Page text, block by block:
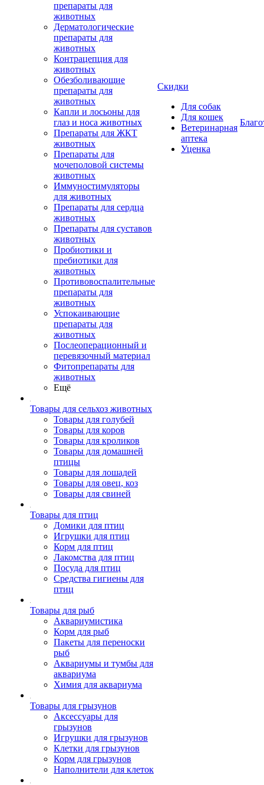
препараты для
животных
Дерматологические
препараты для
животных
Контрацепция для
животных
Обезболивающие
препараты для
животных
Капли и лосьоны для
глаз и носа животных
Препараты для ЖКТ
животных
Препараты для
мочеполовой системы
животных
Иммуностимуляторы
для животных
Препараты для сердца
животных
Препараты для суставов
животных
Пробиотики и
пребиотики для
животных
Противовоспалительные
препараты для
животных
Успокаивающие
препараты для
животных
Послеоперационный и
перевязочный материал
Фитопрепараты для
животных
Ещё
Товары для сельхоз животных
Товары для голубей
Товары для коров
Товары для кроликов
Товары для домашней
птицы
Товары для лошадей
Товары для овец, коз
Товары для свиней
Товары для птиц
Домики для птиц
Игрушки для птиц
Корм для птиц
Лакомства для птиц
Посуда для птиц
Средства гигиены для
птиц
Товары для рыб
Аквариумистика
Корм для рыб
Пакеты для переноски
рыб
Аквариумы и тумбы для
аквариума
Химия для аквариума
Товары для грызунов
Аксессуары для
грызунов
Игрушки для грызунов
Клетки для грызунов
Корм для грызунов
Наполнители для клеток
Скидки
Для собак
Для кошек
Ветеринарная
аптека
Уценка